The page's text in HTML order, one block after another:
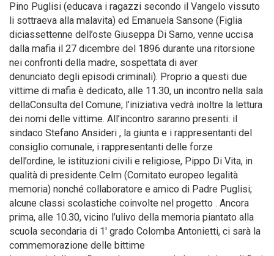
Pino Puglisi (educava i ragazzi secondo il Vangelo vissuto
li sottraeva alla malavita) ed Emanuela Sansone (Figlia
diciassettenne dell’oste Giuseppa Di Sarno, venne uccisa
dalla mafia il 27 dicembre del 1896 durante una ritorsione
nei confronti della madre, sospettata di aver
denunciato degli episodi criminali). Proprio a questi due
vittime di mafia è dedicato, alle 11.30, un incontro nella sala
dellaConsulta del Comune; l’iniziativa vedrà inoltre la lettura
dei nomi delle vittime. All’incontro saranno presenti: il
sindaco Stefano Ansideri , la giunta e i rappresentanti del
consiglio comunale, i rappresentanti delle forze
dell’ordine, le istituzioni civili e religiose, Pippo Di Vita, in
qualità di presidente Celm (Comitato europeo legalità
memoria) nonché collaboratore e amico di Padre Puglisi;
alcune classi scolastiche coinvolte nel progetto . Ancora
prima, alle 10.30, vicino l’ulivo della memoria piantato alla
scuola secondaria di 1′ grado Colomba Antonietti, ci sarà la
commemorazione delle bittime